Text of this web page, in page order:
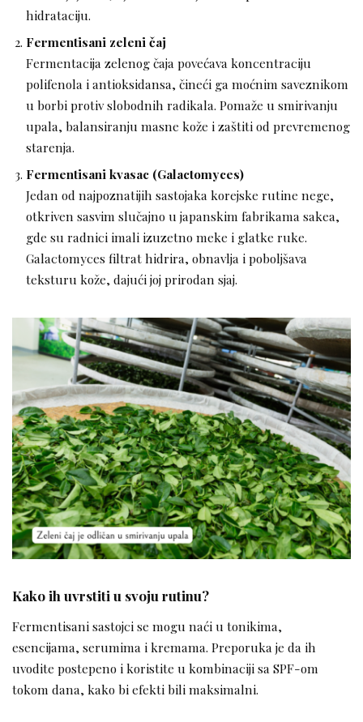
hidrataciju.
Fermentisani zeleni čaj
Fermentacija zelenog čaja povećava koncentraciju
polifenola i antioksidansa, čineći ga moćnim saveznikom
u borbi protiv slobodnih radikala. Pomaže u smirivanju
upala, balansiranju masne kože i zaštiti od prevremenog
starenja.
Fermentisani kvasac (Galactomyces)
Jedan od najpoznatijih sastojaka korejske rutine nege,
otkriven sasvim slučajno u japanskim fabrikama sakea,
gde su radnici imali izuzetno meke i glatke ruke.
Galactomyces filtrat hidrira, obnavlja i poboljšava
teksturu kože, dajući joj prirodan sjaj.
Kako ih uvrstiti u svoju rutinu?
Fermentisani sastojci se mogu naći u tonikima,
esencijama, serumima i kremama. Preporuka je da ih
uvodite postepeno i koristite u kombinaciji sa SPF-om
tokom dana, kako bi efekti bili maksimalni.